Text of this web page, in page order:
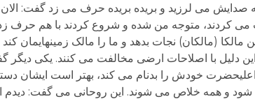
می لرزید و بریده بریده حرف می زد گفت: الان
کردند، متوجه من شده و شروع کردند با هم حرف
(مالکان) نجات بدهد و ما را مالک زمینهایمان کند
دلیل با اصلاحات ارضی مخالفت می کنند. یکی دیگر
خودش را بدنام می کند، بهتر است ایشان
شود و همه خلاص می شوند. این روحانی می گفت: دیدم